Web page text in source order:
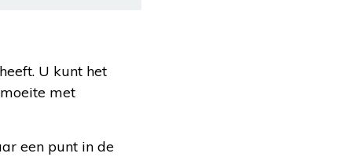
U kunt het
met
een punt in de